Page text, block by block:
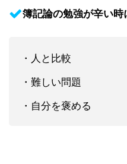
簿記論の勉強が辛い時
・人と比較
・難しい問題
・自分を褒める